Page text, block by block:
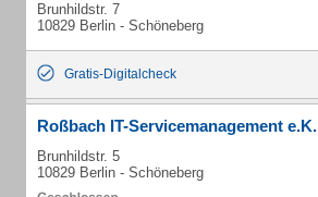
Brunhildstr. 7
10829 Berlin - Schöneberg
Gratis-Digitalcheck
Roßbach IT-Servicemanagement e.K.
Brunhildstr. 5
10829 Berlin - Schöneberg